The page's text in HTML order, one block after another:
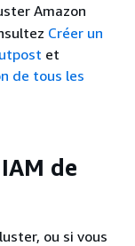
Amazon
Créer un
et
de tous les
de
ou si vous